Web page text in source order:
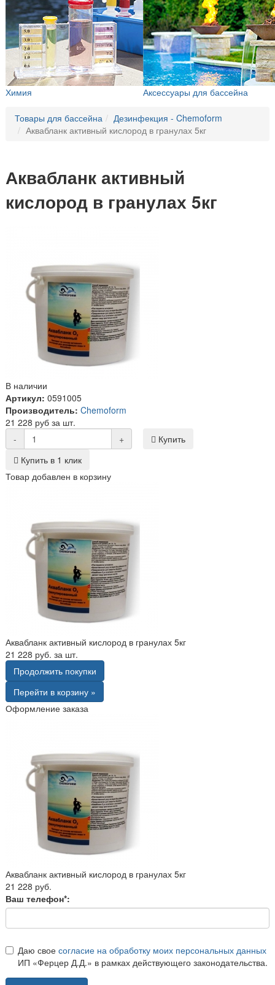
Химия Аксессуары для бассейна
Товары для бассейна
Дезинфекция - Chemoform
Аквабланк активный кислород в гранулах 5кг
Аквабланк активный
кислород в гранулах 5кг
В наличии
Артикул: 0591005
Производитель: Chemoform
21 228 руб за шт.
-
+
Купить
Купить в 1 клик
Товар добавлен в корзину
Аквабланк активный кислород в гранулах 5кг
21 228 руб. за шт.
Продолжить покупки
Перейти в корзину »
Оформление заказа
Аквабланк активный кислород в гранулах 5кг
21 228 руб.
Ваш телефон*:
Даю свое согласие на обработку моих персональных данных
ИП «Ферцер Д.Д.» в рамках действующего законодательства.